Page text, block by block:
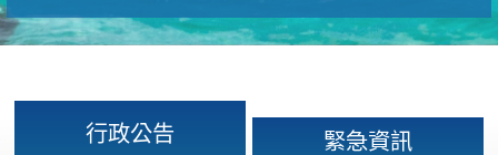
行政公告 緊急資訊